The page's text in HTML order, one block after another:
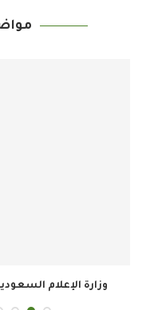
وزارة الإعلام